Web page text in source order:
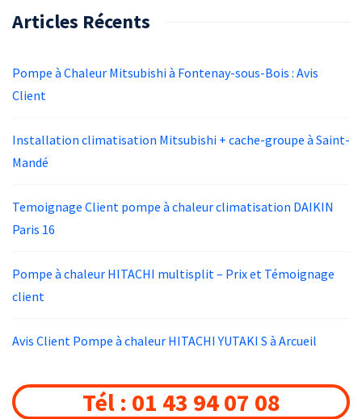
Articles Récents
Pompe à Chaleur Mitsubishi à Fontenay-sous-Bois : Avis
Client
Installation climatisation Mitsubishi + cache-groupe à Saint-
Mandé
Temoignage Client pompe à chaleur climatisation DAIKIN
Paris 16
Pompe à chaleur HITACHI multisplit – Prix et Témoignage
client
Avis Client Pompe à chaleur HITACHI YUTAKI S à Arcueil
Tél : 01 43 94 07 08